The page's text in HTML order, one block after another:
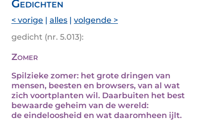
Gedichten
< vorige | alles | volgende >
gedicht (nr. 5.013):
Zomer
Spilzieke zomer: het grote dringen van
mensen, beesten en browsers, van al wat
zich voortplanten wil. Daarbuiten het best
bewaarde geheim van de wereld:
de eindeloosheid en wat daaromheen ijlt.